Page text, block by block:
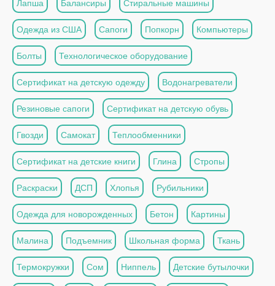
Лапша Балансиры Стиральные машины
Одежда из США Сапоги Попкорн Компьютеры
Болты Технологическое оборудование
Сертификат на детскую одежду Водонагреватели
Резиновые сапоги Сертификат на детскую обувь
Гвозди Самокат Теплообменники
Сертификат на детские книги Глина Стропы
Раскраски ДСП Хлопья Рубильники
Одежда для новорожденных Бетон Картины
Малина Подъемник Школьная форма Ткань
Термокружки Сом Ниппель Детские бутылочки